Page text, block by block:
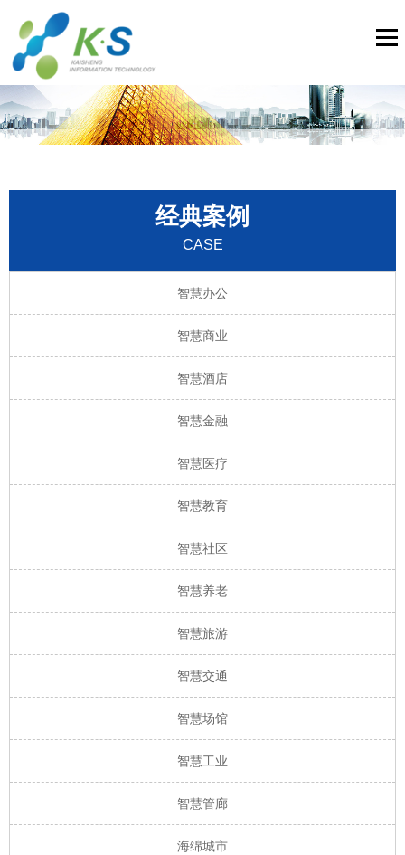
经典案例
CASE
智慧办公
智慧商业
智慧酒店
智慧金融
智慧医疗
智慧教育
智慧社区
智慧养老
智慧旅游
智慧交通
智慧场馆
智慧工业
智慧管廊
海绵城市